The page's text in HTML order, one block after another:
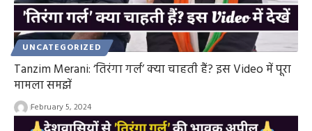
UNCATEGORIZED
Tanzim Merani: ‘तिरंगा गर्ल’ क्या चाहती हैं? इस Video में पूरा
मामला समझें
February 5, 2024